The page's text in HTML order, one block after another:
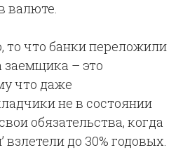
валюте.
то что банки переложили
– это
что даже
не в состоянии
обязательства, когда
взлетели до 30% годовых.